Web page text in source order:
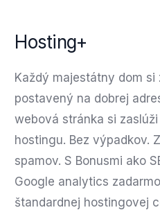
Hosting+
Každý majestátny dom si
postavený na dobrej
webová stránka si
hostingu. Bez výpadkov.
spamov. S Bonusmi ako
Google analytics
štandardnej hostingovej